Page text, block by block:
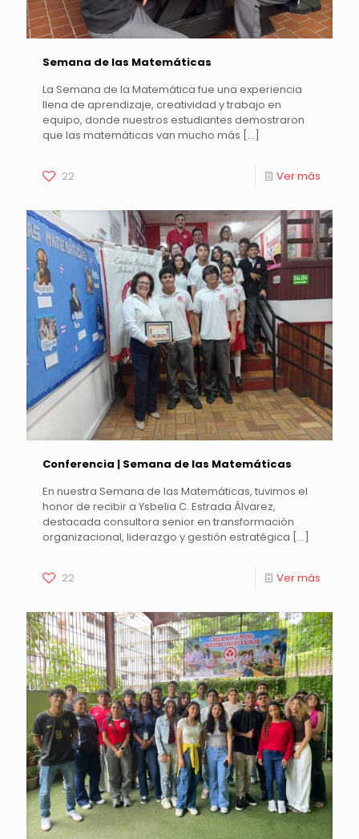
Semana de las Matemáticas
La Semana de la Matemática fue una experiencia
llena de aprendizaje, creatividad y trabajo en
equipo, donde nuestros estudiantes demostraron
que las matemáticas van mucho más […]
22 Ver más
Conferencia | Semana de las Matemáticas
En nuestra Semana de las Matemáticas, tuvimos el
honor de recibir a Ysbelia C. Estrada Álvarez,
destacada consultora senior en transformación
organizacional, liderazgo y gestión estratégica […]
22 Ver más